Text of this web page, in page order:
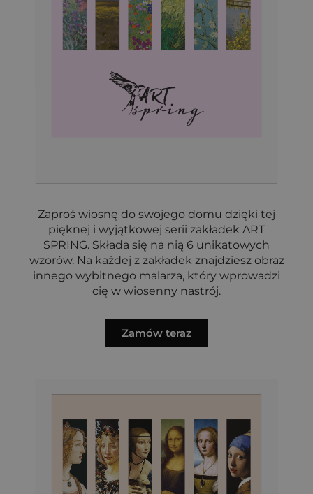
Zaproś wiosnę do swojego domu dzięki tej
pięknej i wyjątkowej serii zakładek ART
SPRING. Składa się na nią 6 unikatowych
wzorów. Na każdej z zakładek znajdziesz obraz
innego wybitnego malarza, który wprowadzi
cię w wiosenny nastrój.
Zamów teraz